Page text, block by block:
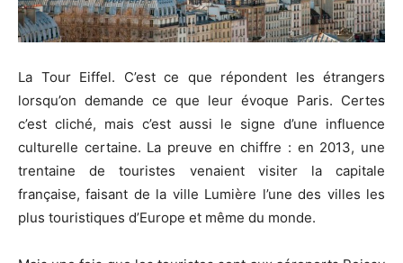
La Tour Eiffel. C’est ce que répondent les étrangers
lorsqu’on demande ce que leur évoque Paris. Certes
c’est cliché, mais c’est aussi le signe d’une influence
culturelle certaine. La preuve en chiffre : en 2013, une
trentaine de touristes venaient visiter la capitale
française, faisant de la ville Lumière l’une des villes les
plus touristiques d’Europe et même du monde.